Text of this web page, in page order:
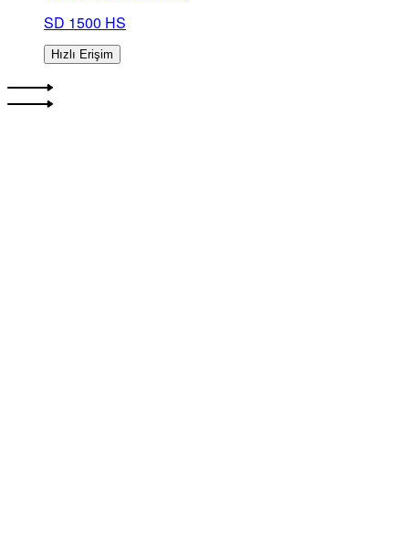
SD 1500 HS
Hızlı Erişim